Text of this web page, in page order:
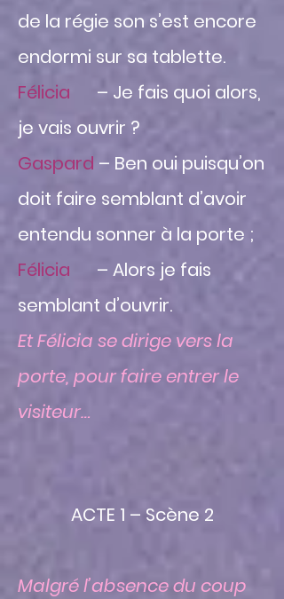
de la régie son s’est encore
endormi sur sa tablette.
Félicia – Je fais quoi alors,
je vais ouvrir ?
Gaspard – Ben oui puisqu’on
doit faire semblant d’avoir
entendu sonner à la porte ;
Félicia – Alors je fais
semblant d’ouvrir.
Et Félicia se dirige vers la
porte, pour faire entrer le
visiteur…
ACTE 1 – Scène 2
Malgré l’absence du coup